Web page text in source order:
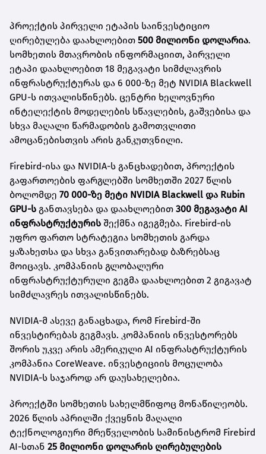
პროექტის პირველი ეტაპის საინვესტიციო
ღირებულება დაახლოებით 500 მილიონი დოლარია.
სომხეთის მთავრობის ინფორმაციით, პირველი
ეტაპი დაახლოებით 18 მეგავატი სიმძლავრის
ინფრასტრუქტურას და 6 000-ზე მეტ NVIDIA Blackwell
GPU-ს ითვალისწინებს. ცენტრი ხელოვნური
ინტელექტის მოდელების სწავლების, გაშვებისა და
სხვა მაღალი წარმადობის გამოთვლითი
ამოცანებისთვის არის განკუთვნილი.
Firebird-ისა და NVIDIA-ს განცხადებით, პროექტის
გაფართოების ფარგლებში სომხეთში 2027 წლის
ბოლომდე 70 000-ზე მეტი NVIDIA Blackwell და Rubin
GPU-ს განთავსება და დაახლოებით 300 მეგავატი AI
ინფრასტრუქტურის შექმნა იგეგმება. Firebird-ის
უფრო ფართო სტრატეგია სომხეთის გარდა
ყაზახეთსა და სხვა განვითარებად ბაზრებსაც
მოიცავს. კომპანიის გლობალური
ინფრასტრუქტურული გეგმა დაახლოებით 2 გიგავატ
სიმძლავრეს ითვალისწინებს.
NVIDIA-მ ასევე განაცხადა, რომ Firebird-ში
ინვესტირებას გეგმავს. კომპანიის ინვესტორებს
შორის უკვე არის ამერიკული AI ინფრასტრუქტურის
კომპანია CoreWeave. ინვესტიციის მოცულობა
NVIDIA-ს საჯაროდ არ დაუსახელებია.
პროექტში სომხეთის სახელმწიფოც მონაწილეობს.
2026 წლის აპრილში ქვეყნის მაღალი
ტექნოლოგიური მრეწველობის სამინისტრომ Firebird
AI-სთან 25 მილიონი დოლარის ღირებულების